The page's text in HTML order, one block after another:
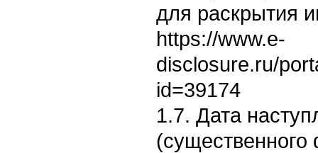
для раскрытия
https://www.e-
disclosure.ru/
id=39174
1.7. Дата
(существенного